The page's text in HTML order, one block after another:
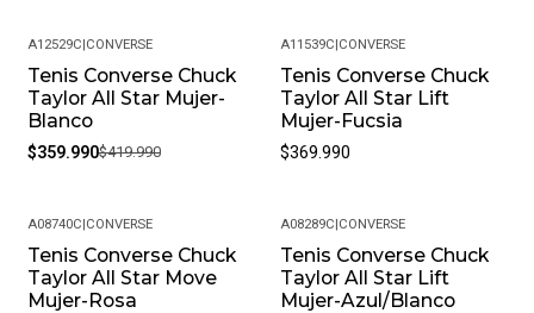
-14%
A12529C CONVERSE
Tenis Converse Chuck
Taylor All Star Mujer-
Blanco
$359.990$419.990
A11539C CONVERSE
Tenis Converse Chuck
Taylor All Star Lift
Mujer-Fucsia
$369.990
A08740C CONVERSE
Tenis Converse Chuck
Taylor All Star Move
Mujer-Rosa
A08289C CONVERSE
Tenis Converse Chuck
Taylor All Star Lift
Mujer-Azul/Blanco